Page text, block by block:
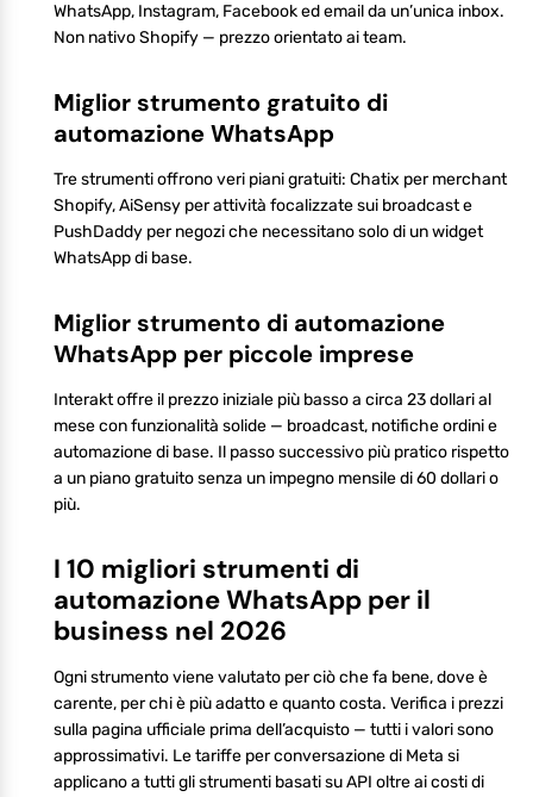
WhatsApp, Instagram, Facebook ed email da un’unica inbox.
Non nativo Shopify — prezzo orientato ai team.
Miglior strumento gratuito di
automazione WhatsApp
Tre strumenti offrono veri piani gratuiti: Chatix per merchant
Shopify, AiSensy per attività focalizzate sui broadcast e
PushDaddy per negozi che necessitano solo di un widget
WhatsApp di base.
Miglior strumento di automazione
WhatsApp per piccole imprese
Interakt offre il prezzo iniziale più basso a circa 23 dollari al
mese con funzionalità solide — broadcast, notifiche ordini e
automazione di base. Il passo successivo più pratico rispetto
a un piano gratuito senza un impegno mensile di 60 dollari o
più.
I 10 migliori strumenti di
automazione WhatsApp per il
business nel 2026
Ogni strumento viene valutato per ciò che fa bene, dove è
carente, per chi è più adatto e quanto costa. Verifica i prezzi
sulla pagina ufficiale prima dell’acquisto — tutti i valori sono
approssimativi. Le tariffe per conversazione di Meta si
applicano a tutti gli strumenti basati su API oltre ai costi di